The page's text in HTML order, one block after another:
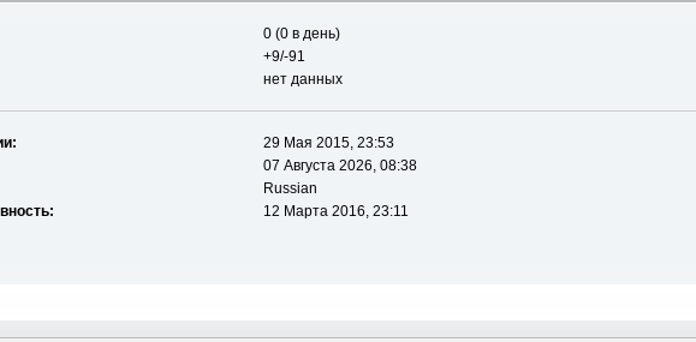
0 (0 в день)
+9/-91
нет данных
29 Мая 2015, 23:53
07 Августа 2026, 08:38
Russian
12 Марта 2016, 23:11